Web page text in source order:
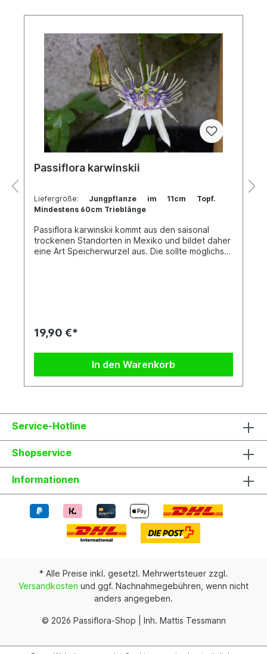
Passiflora karwinskii
Liefergröße: Jungpflanze im 11cm Topf.
Mindestens 60cm Trieblänge
Passiflora karwinskii kommt aus den saisonal
trockenen Standorten in Mexiko und bildet daher
eine Art Speicherwurzel aus. Die sollte möglichst
mit einem Durchmesser von ca. 4 cm an den
charakteristischen Knick nach ca. einem Drittel.
Jede Pflanze ist einzigartig. Im Shop siehst du
sie erhältst.
19,90 €*
In den Warenkorb
Service-Hotline
Shopservice
Informationen
* Alle Preise inkl. gesetzl. Mehrwertsteuer zzgl.
Versandkosten und ggf. Nachnahmegebühren, wenn nicht
anders angegeben.
© 2026 Passiflora-Shop | Inh. Mattis Tessmann